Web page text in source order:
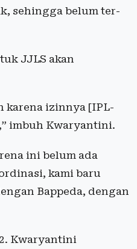
sehingga belum ter-
JJLS akan
karena izinnya [IPL-
imbuh Kwaryantini.
ini belum ada
kami baru
Bappeda, dengan
Kwaryantini